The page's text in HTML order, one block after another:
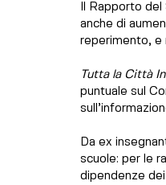
Il Rapporto
anche di
reperimento, e
Tutta la Città
puntuale sul
Da ex
scuole: per le
dipendenze